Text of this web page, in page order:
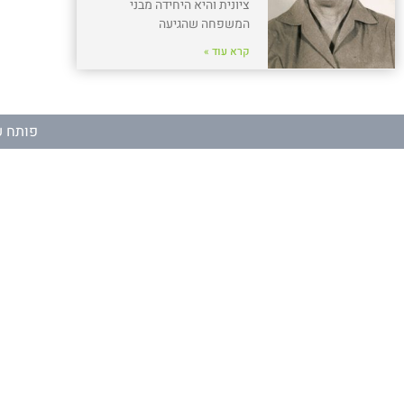
ציונית והיא היחידה מבני
המשפחה שהגיעה
קרא עוד »
פותח